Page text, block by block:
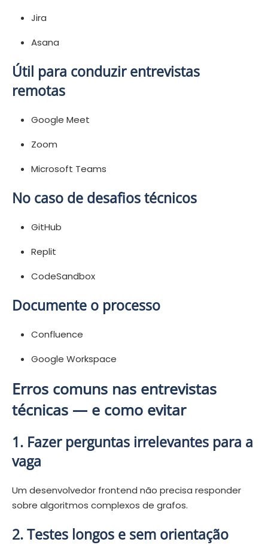
Jira
Asana
Útil para conduzir entrevistas
remotas
Google Meet
Zoom
Microsoft Teams
No caso de desafios técnicos
GitHub
Replit
CodeSandbox
Documente o processo
Confluence
Google Workspace
Erros comuns nas entrevistas
técnicas — e como evitar
1. Fazer perguntas irrelevantes para a
vaga
Um desenvolvedor frontend não precisa responder
sobre algoritmos complexos de grafos.
2. Testes longos e sem orientação